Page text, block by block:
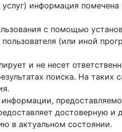
информация
с помощью
(или иной
и не несет
поиска. На таких
достоверную
в актуальном состоянии.